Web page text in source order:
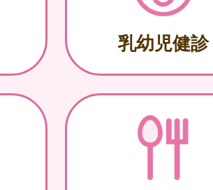
乳幼児健診